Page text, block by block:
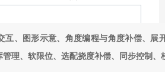
互、图形示意、角度编程与角度补偿、展
管理、软限位、选配挠度补偿、同步控制、